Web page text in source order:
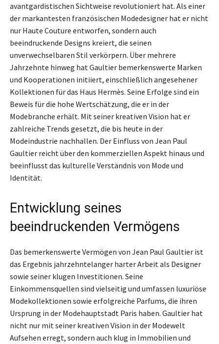
avantgardistischen Sichtweise revolutioniert hat. Als einer
der markantesten französischen Modedesigner hat er nicht
nur Haute Couture entworfen, sondern auch
beeindruckende Designs kreiert, die seinen
unverwechselbaren Stil verkörpern. Über mehrere
Jahrzehnte hinweg hat Gaultier bemerkenswerte Marken
und Kooperationen initiiert, einschließlich angesehener
Kollektionen für das Haus Hermès. Seine Erfolge sind ein
Beweis für die hohe Wertschätzung, die er in der
Modebranche erhält. Mit seiner kreativen Vision hat er
zahlreiche Trends gesetzt, die bis heute in der
Modeindustrie nachhallen. Der Einfluss von Jean Paul
Gaultier reicht über den kommerziellen Aspekt hinaus und
beeinflusst das kulturelle Verständnis von Mode und
Identität.
Entwicklung seines
beeindruckenden Vermögens
Das bemerkenswerte Vermögen von Jean Paul Gaultier ist
das Ergebnis jahrzehntelanger harter Arbeit als Designer
sowie seiner klugen Investitionen. Seine
Einkommensquellen sind vielseitig und umfassen luxuriöse
Modekollektionen sowie erfolgreiche Parfums, die ihren
Ursprung in der Modehauptstadt Paris haben. Gaultier hat
nicht nur mit seiner kreativen Vision in der Modewelt
Aufsehen erregt, sondern auch klug in Immobilien und